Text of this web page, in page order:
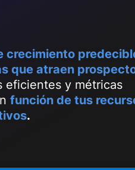
crecimiento
que atraen
eficientes y métricas
función de tus
.